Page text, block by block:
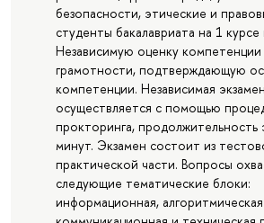
безопасности, этические и
студенты бакалавриата на 1
Независимую оценку
грамотности, подтверждающую
компетенции. Независимая
осуществляется с помощью
прокторинга, продолжительность
минут. Экзамен состоит из
практической части. Вопросы
следующие тематические блоки:
информационная, алгоритмическая